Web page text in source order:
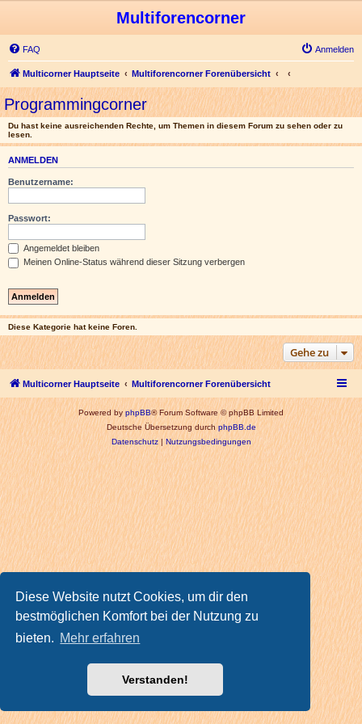
Diese Website nutzt Cookies, um dir den
bestmöglichen Komfort bei der Nutzung zu
bieten. Mehr erfahren
Verstanden!
Multiforencorner
FAQ Anmelden
Multicorner Hauptseite Multiforencorner Forenübersicht
Programmingcorner
Du hast keine ausreichenden Rechte, um Themen in diesem Forum zu sehen oder zu
lesen.
ANMELDEN
Benutzername:
Passwort:
Angemeldet bleiben
Meinen Online-Status während dieser Sitzung verbergen
Diese Kategorie hat keine Foren.
Gehe zu
Multicorner Hauptseite Multiforencorner Forenübersicht
Powered byphpBB® Forum Software © phpBB Limited
Deutsche Übersetzung durchphpBB.de
Datenschutz|Nutzungsbedingungen